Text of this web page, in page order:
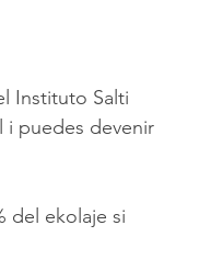
Instituto Salti
i puedes devenir
del ekolaje si